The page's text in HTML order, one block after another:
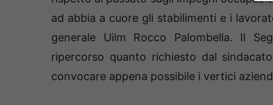
ad abbia a cuore gli stabilimenti e i
generale Uilm Rocco Palombella. Il
ripercorso quanto richiesto dal
convocare appena possibile i vertici